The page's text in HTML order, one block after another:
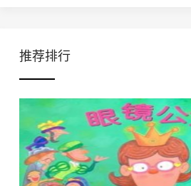
推荐排行